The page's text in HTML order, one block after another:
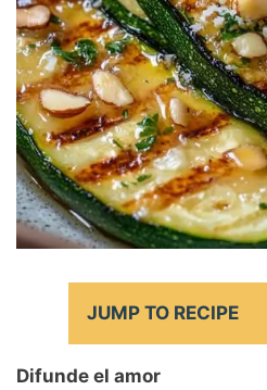
JUMP TO RECIPE
Difunde el amor